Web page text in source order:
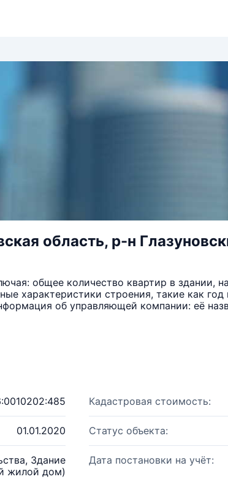
область, р-н
общее количество квартир в здании,
характеристики строения, такие как год
об управляющей компании: её
Кадастровая стоимость:
01.01.2020 Статус объекта:
Здание
жилой дом)
Дата постановки на учёт: